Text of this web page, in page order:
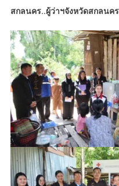
สกลนคร..ผู้ว่าฯจังหวัดสกลนค